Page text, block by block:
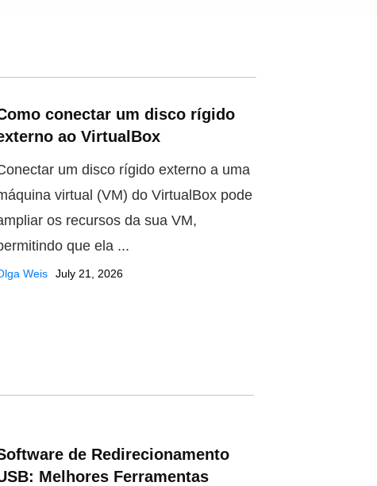
conectar um disco rígido
ao VirtualBox
um disco rígido externo a uma
virtual (VM) do VirtualBox pode
os recursos da sua VM,
que ela ...
Weis July 21, 2026
de Redirecionamento
Melhores Ferramentas